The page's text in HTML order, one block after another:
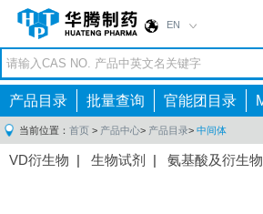
EN
产品目录 批量查询 官能团目录
当前位置： 首页 > 产品中心> 产品目录> 中间体
VD衍生物 | 生物试剂 | 氨基酸及衍生物